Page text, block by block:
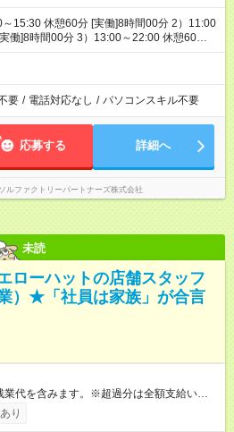
～15:30 休憩60分 [実働]8時間00分 2）11:00
働]8時間00分 3）13:00～22:00 休憩60
＊例：１）5勤2休→２）5勤2休→３）5勤2
要 / 電話対応なし / パソコンスキル不要
応募する 詳細へ
ルファクトリーパートナーズ株式会社
未読
ローハットの店舗スタッフ
）★「社員は家族」が合言
代を含みます。※超過分は全額支給いたし
25,736円 以上／月 みなし残業時間 18.34
開店準備早出手当（固定残業代）１８．３
り